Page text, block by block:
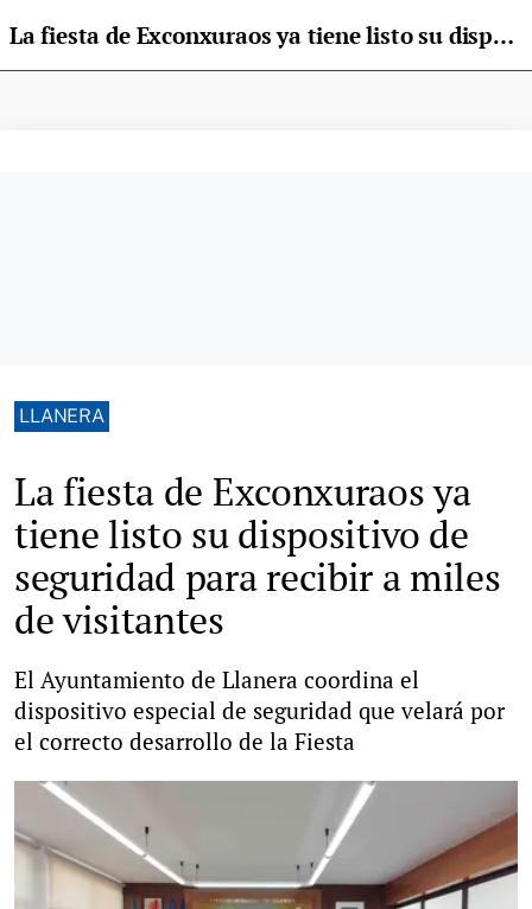
La fiesta de Exconxuraos ya tiene listo su dispositivo de seguridad para recibir a miles de visitantes
LLANERA
La fiesta de Exconxuraos ya
tiene listo su dispositivo de
seguridad para recibir a miles
de visitantes
El Ayuntamiento de Llanera coordina el
dispositivo especial de seguridad que velará por
el correcto desarrollo de la Fiesta